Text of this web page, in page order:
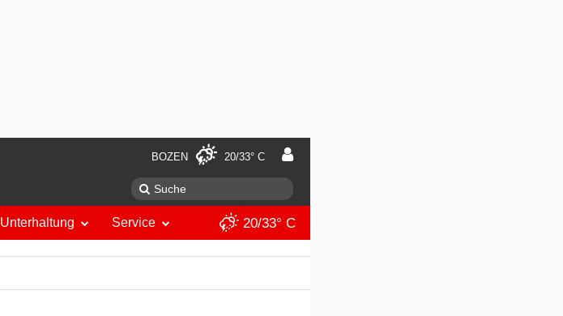
BOZEN 20/33° C
Unterhaltung Service 20/33° C